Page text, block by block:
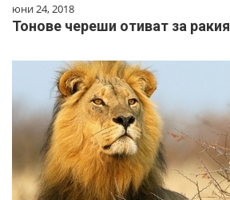
юни 24, 2018
Тонове череши отиват за ракия